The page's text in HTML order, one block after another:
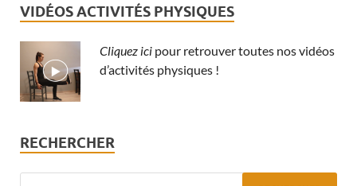
VIDÉOS ACTIVITÉS PHYSIQUES
Cliquez ici pour retrouver toutes nos vidéos
d’activités physiques !
RECHERCHER